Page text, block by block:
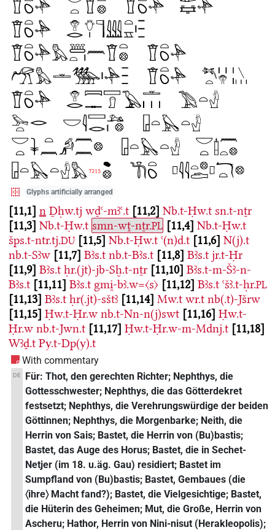
Glyphs artificially arranged
11,1 n Ḏḥw.tj wḏꜥ-mꜣꜥ.t 11,2 Nb.t-Ḥw.t sn.t-nṯr
11,3 Nb.t-Ḥw.t smn-wṱ-nṯr.PL 11,4 Nb.t-Ḥw.t
šps.t-ntr.tj.DU 11,5 Nb.t-Ḥw.t ꜥ(n)d.t 11,6 N(j).t
nb.t-Sꜣw 11,7 Bꜣs.t nb.t-Bꜣs.t 11,8 Bꜣs.t jr.t-Ḥr
11,9 Bꜣs.t ḥr.(jt)-jb-Sḫ.t-nṯr 11,10 Bꜣs.t-m-Šꜣ-n-
Bꜣs.t 11,11 Bꜣs.t gmi̯-bꜣ.w=〈s〉 11,12 Bꜣs.t ꜥšꜣ.t-ḥr.PL
11,13 Bꜣs.t ḥr(.jt)-sštꜣ 11,14 Mw.t wr.t nb(.t)-Jšrw
11,15 Ḥw.t-Ḥr.w nb.t-Nn-n(j)swt 11,16 Ḥw.t-
Ḥr.w nb.t-Jwn.t 11,17 Ḥw.t-Ḥr.w-m-Mdnj.t 11,18
Wꜣḏ.t Py.t-Dp(y).t
With commentary
DE
Für: Thot, den gerechten Richter; Nephthys, die
Gottesschwester; Nephthys, die das Götterdekret
festsetzt; Nephthys, die Verehrungswürdige der beiden
Göttinnen; Nephthys, die Morgenbarke; Neith, die
Herrin von Sais; Bastet, die Herrin von (Bu)bastis;
Bastet, das Auge des Horus; Bastet, die in Sechet-
Netjer (im 18. u.äg. Gau) residiert; Bastet im
Sumpfland von (Bu)bastis; Bastet, Gembaues (die
〈ihre〉 Macht fand?); Bastet, die Vielgesichtige; Bastet,
die Hüterin des Geheimen; Mut, die Große, Herrin von
Ascheru; Hathor, Herrin von Nini-nisut (Herakleopolis);